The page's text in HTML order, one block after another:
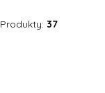
Produkty: 37